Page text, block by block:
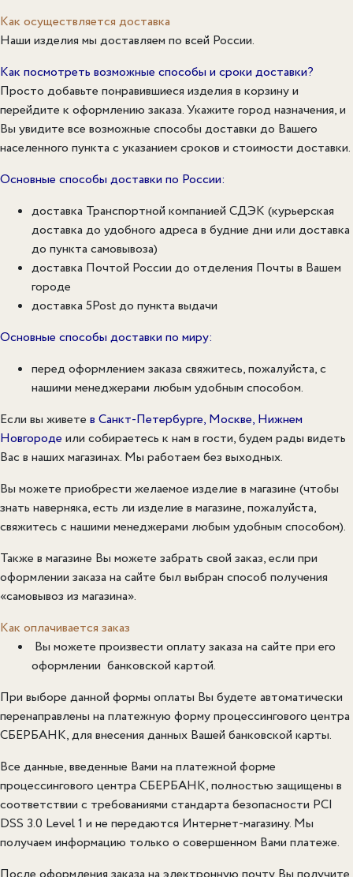
Как осуществляется доставка
Наши изделия мы доставляем по всей России.
Как посмотреть возможные способы и сроки доставки?
Просто добавьте понравившиеся изделия в корзину и
перейдите к оформлению заказа. Укажите город назначения, и
Вы увидите все возможные способы доставки до Вашего
населенного пункта с указанием сроков и стоимости доставки.
Основные способы доставки по России:
доставка Транспортной компанией СДЭК (курьерская
доставка до удобного адреса в будние дни или доставка
до пункта самовывоза)
доставка Почтой России до отделения Почты в Вашем
городе
доставка 5Post до пункта выдачи
Основные способы доставки по миру:
перед оформлением заказа свяжитесь, пожалуйста, с
нашими менеджерами любым удобным способом.
Если вы живете в Санкт-Петербурге, Москве, Нижнем
Новгороде или собираетесь к нам в гости, будем рады видеть
Вас в наших магазинах. Мы работаем без выходных.
Вы можете приобрести желаемое изделие в магазине (чтобы
знать наверняка, есть ли изделие в магазине, пожалуйста,
свяжитесь с нашими менеджерами любым удобным способом).
Также в магазине Вы можете забрать свой заказ, если при
оформлении заказа на сайте был выбран способ получения
«самовывоз из магазина».
Как оплачивается заказ
Вы можете произвести оплату заказа на сайте при его
оформлении банковской картой.
При выборе данной формы оплаты Вы будете автоматически
перенаправлены на платежную форму процессингового центра
СБЕРБАНК, для внесения данных Вашей банковской карты.
Все данные, введенные Вами на платежной форме
процессингового центра СБЕРБАНК, полностью защищены в
соответствии с требованиями стандарта безопасности PCI
DSS 3.0 Level 1 и не передаются Интернет-магазину. Мы
получаем информацию только о совершенном Вами платеже.